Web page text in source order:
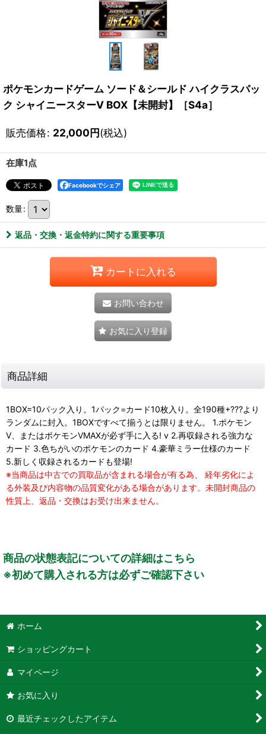
ポケモンカードゲーム ソード＆シールド ハイクラスパッ
ク シャイニースターV BOX【未開封】［S4a］
販売価格: 22,000円(税込)
在庫1点
Facebookでシェア
数量:
返品・交換・返金特約に関する重要事項
カートに入れる
お問い合わせ
お気に入り登録
商品詳細
1BOX=10パック入り。1パック=カード10枚入り。全190種+???より
ランダムに封入。1BOXですべて揃うとは限りません。 1.ポケモン
V、またはポケモンVMAXが必ず手に入る! v 2.再収録される強力な
カード 3.色ちがいのポケモンのカード 4.豪華ミラー仕様のカード
5.新しく収録されるカードも登場!
※当商品は中古での買取品が含まれる場合が有る為、 経年劣化によ
る外装及び内容物の品質変化がある場合があります。未開封商品の
性質上、返品・交換はお受け出来ません。
商品の状態表記についての詳細はこちら
※初めて購入される方は必ずご確認下さい
ホーム
ショッピングカート
マイページ
お気に入り
最近チェックしたアイテム